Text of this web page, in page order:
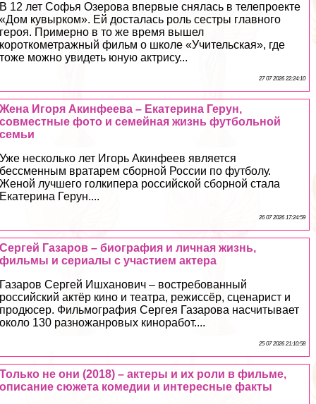
В 12 лет Софья Озерова впервые снялась в телепроекте
«Дом кувырком». Ей досталась роль сестры главного
героя. Примерно в то же время вышел
короткометражный фильм о школе «Учительская», где
тоже можно увидеть юную актрису...
27 07 2026 22:24:10
Жена Игоря Акинфеева – Екатерина Герун,
совместные фото и семейная жизнь футбольной
семьи
Уже несколько лет Игорь Акинфеев является
бессменным вратарем сборной России по футболу.
Женой лучшего голкипера российской сборной стала
Екатерина Герун....
26 07 2026 17:24:59
Сергeй Газаров – биография и личная жизнь,
фильмы и сериалы с участием актера
Газаров Сергeй Ишханович – востребованный
российский актёр кино и театра, режиссёр, сценарист и
продюсер. Фильмография Сергея Газарова насчитывает
около 130 разножанровых киноработ....
25 07 2026 21:10:58
Только не они (2018) – актеры и их роли в фильме,
описание сюжета комедии и интересные факты